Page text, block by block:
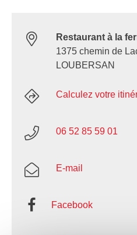
Restaurant à la
1375 chemin de
LOUBERSAN
Calculez votre
06 52 85 59 01
E-mail
Facebook